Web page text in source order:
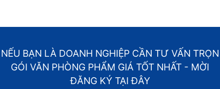
NẾU BẠN LÀ DOANH NGHIỆP CẦN TƯ VẤN TRỌN
GÓI VĂN PHÒNG PHẨM GIÁ TỐT NHẤT - MỜI
ĐĂNG KÝ TẠI ĐÂY